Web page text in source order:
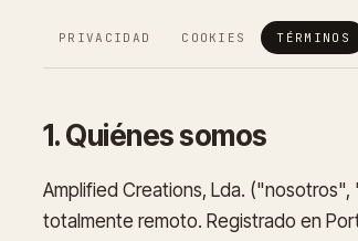
PRIVACIDAD COOKIES TÉRMINOS
1. Quiénes somos
Amplified Creations, Lda.
totalmente remoto. Registrado en